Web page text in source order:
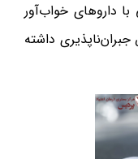
داروهای خواب‌آور
داشته